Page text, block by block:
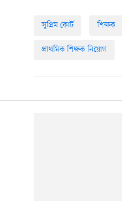
সুপ্রিম কোর্ট শিক্ষক
প্রাথমিক শিক্ষক নিয়োগ